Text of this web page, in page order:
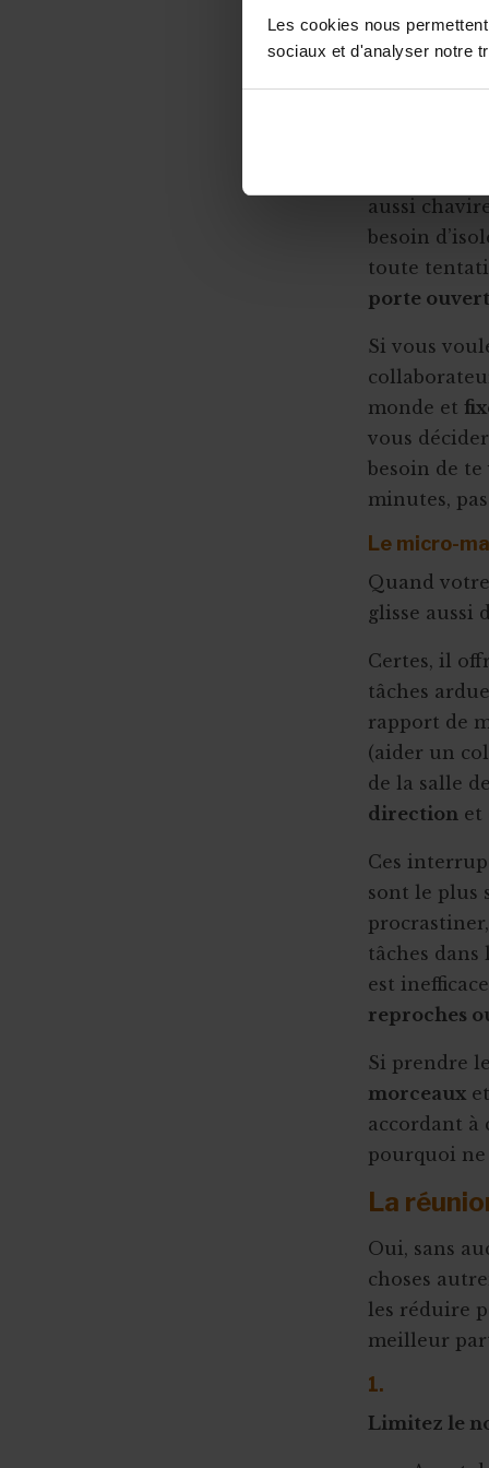
Les cookies nous
sociaux et d'analyser notre
Essayez-
de
programme
Les
Un
aussi
besoin
toute
porte
Si vous
monde et
vous
besoin de te
minutes,
Le micro-
Quand
glisse aussi
Certes, il
tâches
rapport de
(aider un
de la salle
direction et
Ces
sont le plus
tâches dans
est
reproches
Si prendre
morceaux
accordant à
pourquoi ne
La
Oui, sans
choses
les réduire
meilleur
1.
Limitez le